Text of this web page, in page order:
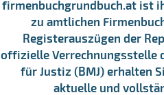
firmenbuchgrundbuch.at ist
zu amtlichen
Registerauszügen der
offizielle Verrechnungsstelle
für Justiz (BMJ) erhalten
aktuelle und